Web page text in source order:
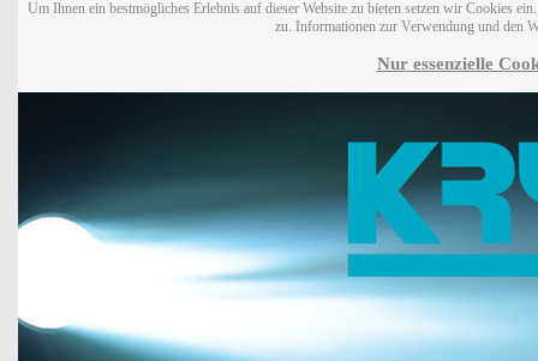
Um Ihnen ein bestmögliches Erlebnis auf dieser Website zu bieten setzen wir Cookies
zu. Informationen zur Verwendung und den
Nur essenzielle